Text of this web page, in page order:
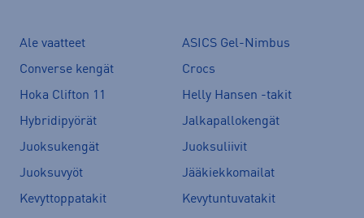
Ale vaatteet
ASICS Gel-Nimbus
Converse kengät
Crocs
Hoka Clifton 11
Helly Hansen -takit
Hybridipyörät
Jalkapallokengät
Juoksukengät
Juoksuliivit
Juoksuvyöt
Jääkiekkomailat
Kevyttoppatakit
Kevytuntuvatakit